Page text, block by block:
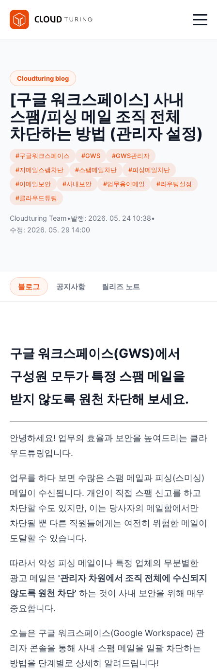
Cloudturing blog
[구글 워크스페이스] 사내
스팸/피싱 메일 조직 전체
차단하는 방법 (관리자 설정)
#구글워크스페이스 #GWS
#GWS관리자
#지메일스팸차단
#스팸메일차단
#피싱메일차단
#이메일보안
#사내보안 #업무용이메일
#라우팅설정
#클라우드튜링
Cloudturing Team•발행: 2026. 05. 24 10:38•
수정: 2026. 05. 29 14:00
블로그 공지사항 릴리즈 노트
구글 워크스페이스(GWS)에서
구성원 모두가 특정 스팸 메일을
받지 않도록 원천 차단해 보세요.
안녕하세요! 업무의 효율과 보안을 높여드리는 클라
우드튜링입니다.
업무를 하다 보면 수많은 스팸 메일과 피싱(스미싱)
메일이 수신됩니다. 개인이 직접 스팸 신고를 하고
차단할 수도 있지만, 이는 당사자의 메일함에서만
차단될 뿐 다른 직원들에게는 여전히 위험한 메일이
도달할 수 있습니다.
따라서 악성 피싱 메일이나 특정 업체의 무분별한
광고 메일은 '관리자 차원에서 조직 전체에 수신되지
않도록 원천 차단' 하는 것이 사내 보안을 위해 매우
중요합니다.
오늘은 구글 워크스페이스(Google Workspace) 관
리자 콘솔을 통해 사내 스팸 메일을 일괄 차단하는
방법을 단계별로 상세히 알려드립니다!